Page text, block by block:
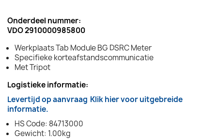
Onderdeel nummer:
VDO 2910000985800
Werkplaats Tab Module BG DSRC Meter
Specifieke korteafstandscommunicatie
Met Tripot
Logistieke informatie:
Levertijd op aanvraag Klik hier voor uitgebreide
informatie.
HS Code: 84713000
Gewicht: 1.00kg